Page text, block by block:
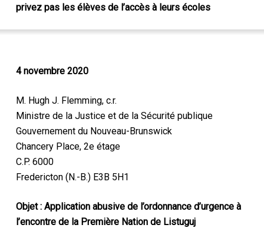
privez pas les élèves de l’accès à leurs écoles
4 novembre 2020
M. Hugh J. Flemming, c.r.
Ministre de la Justice et de la Sécurité publique
Gouvernement du Nouveau-Brunswick
Chancery Place, 2e étage
C.P. 6000
Fredericton (N.-B.) E3B 5H1
Objet : Application abusive de l’ordonnance d’urgence à
l’encontre dela Première Nation de Listuguj